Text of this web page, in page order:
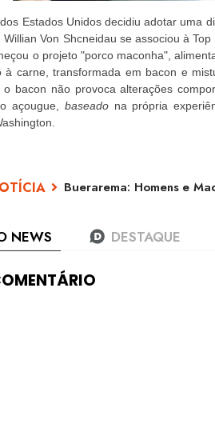
Estados Unidos decidiu adotar uma
Willian Von Shcneidau se associou à
o projeto "porco maconha",
à carne, transformada em bacon e
bacon não provoca alterações
açougue, baseado na própria
Buerarema: Homens e